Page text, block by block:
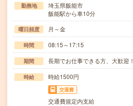
勤務地
埼玉県飯能市
飯能駅から車10分
曜日頻度 月～金
時間 08:15～17:15
期間 長期でお仕事できる方、大歓迎！
時給 時給1500円
交通費
交通費規定内支給